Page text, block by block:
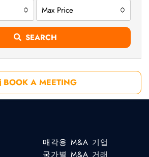
Max Price
SEARCH
BOOK A MEETING
매각용 M&A 기업
국가별 M&A 거래